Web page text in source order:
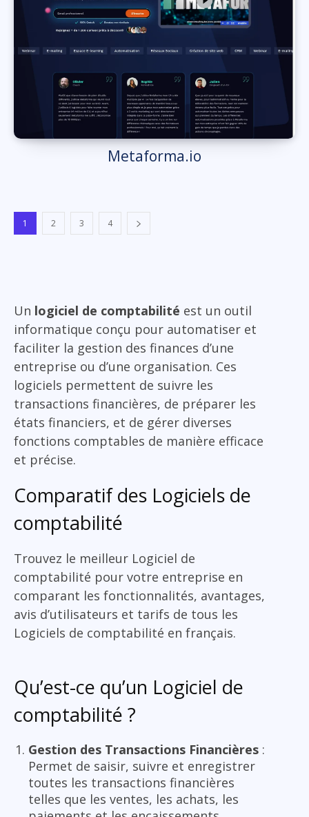
Metaforma.io
1 2 3 4
Un logiciel de comptabilité est un outil
informatique conçu pour automatiser et
faciliter la gestion des finances d’une
entreprise ou d’une organisation. Ces
logiciels permettent de suivre les
transactions financières, de préparer les
états financiers, et de gérer diverses
fonctions comptables de manière efficace
et précise.
Comparatif des Logiciels de
comptabilité
Trouvez le meilleur Logiciel de
comptabilité pour votre entreprise en
comparant les fonctionnalités, avantages,
avis d’utilisateurs et tarifs de tous les
Logiciels de comptabilité en français.
Qu’est-ce qu’un Logiciel de
comptabilité ?
Gestion des Transactions Financières :
Permet de saisir, suivre et enregistrer
toutes les transactions financières
telles que les ventes, les achats, les